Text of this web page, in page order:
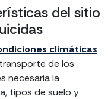
del sitio
climáticas
de los
necesaria la
tipos de suelo y